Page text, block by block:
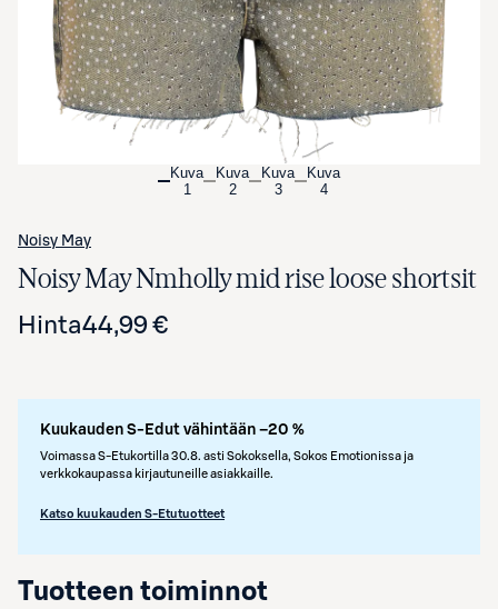
Kuva
1
Kuva
2
Kuva
3
Kuva
4
Noisy May
Noisy May Nmholly mid rise loose shortsit
Hinta44,99 €
Kuukauden S-Edut vähintään –20 %
Voimassa S-Etukortilla 30.8. asti Sokoksella, Sokos Emotionissa ja
verkkokaupassa kirjautuneille asiakkaille.
Katso kuukauden S-Etutuotteet
Tuotteen toiminnot